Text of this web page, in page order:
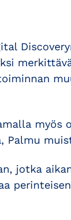
myös
Palmu
jotka